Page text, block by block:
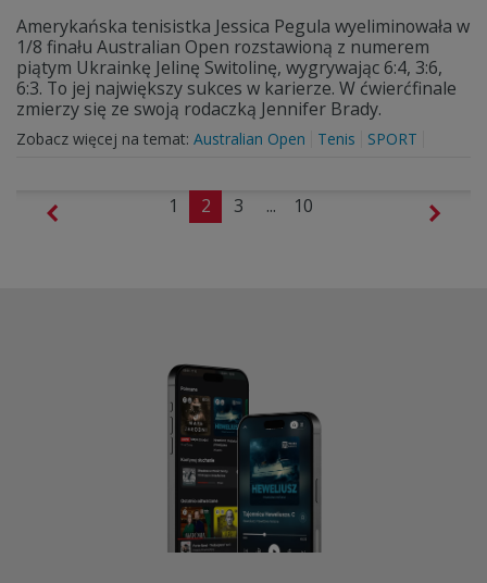
Amerykańska tenisistka Jessica Pegula wyeliminowała w
1/8 finału Australian Open rozstawioną z numerem
piątym Ukrainkę Jelinę Switolinę, wygrywając 6:4, 3:6,
6:3. To jej największy sukces w karierze. W ćwierćfinale
zmierzy się ze swoją rodaczką Jennifer Brady.
Zobacz więcej na temat: Australian Open Tenis SPORT
1 2 3 ... 10